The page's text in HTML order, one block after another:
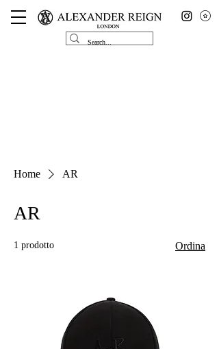
Home AR
AR
1 prodotto Ordina